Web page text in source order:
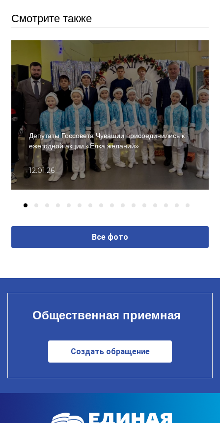
Смотрите также
Депутаты Госсовета Чувашии присоединились к
ежегодной акции «Елка желаний»
12.01.26
Все фото
Общественная приемная
Создать обращение